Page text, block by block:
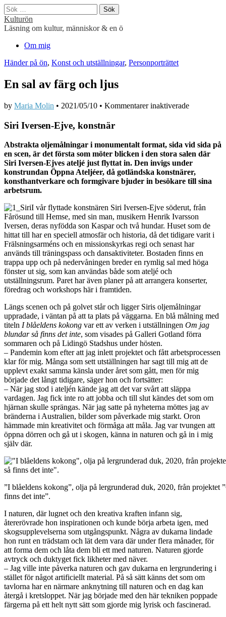
Sök
efter:
Kulturön
Läsning om kultur, människor & en ö
Main
Skip
content
Om mig
Händer på ön, Konst och utställningar, Personporträttet
En sal av färg och ljus
by Maria Molin • 2021/05/10 • Kommentarer inaktiveradeför
färg
och
ljus
Siri Iversen-Ejve, konstnär
Abstrakta oljemålningar i monumentalt format, sida vid sida på
en scen, är det första som möter blicken i den stora salen där
Siri Iversen-Ejves ateljé just flyttat in. Den invigs under
konstrundan Öppna Ateljéer, då gotländska konstnärer,
konsthantverkare och formgivare bjuder in besökare till sina
arbetsrum.
I vår flyttade konstnären Siri Iversen-Ejve söderut, från
Fårösund till Hemse, med sin man, musikern Henrik Ivarsson
Iversen, deras nyfödda son Kaspar och två hundar. Huset som de
hittat till har en speciell atmosfär och historia, då det tidigare varit i
Frälsningsarméns och en missionskyrkas regi och senast har
används till träningspass och dansaktiviteter. Bostaden finns en
trappa upp och på nedervåningen breder en rymlig sal med höga
fönster ut sig, som kan användas både som ateljé och
utställningsrum. Paret har även planer på att arrangera konserter,
föredrag och workshops här i framtiden.
Längs scenen och på golvet står och ligger Siris oljemålningar
uppradade, i väntan på att ta plats på väggarna. En blå målning med
titeln I blåeldens kokong var ett av verken i utställningen Om jag
blundar så finns det inte, som visades på Galleri Gotland förra
sommaren och på Lidingö Stadshus under hösten.
– Pandemin kom efter att jag inlett projektet och fått arbetsprocessen
klar för mig. Många som sett utställningen har sagt till mig att de
upplevt exakt samma känsla under året som gått, men för mig
började det långt tidigare, säger hon och fortsätter:
– När jag stod i ateljén kände jag att det var svårt att släppa
vardagen. Jag fick inte ro att jobba och till slut kändes det som om
hjärnan skulle sprängas. När jag satte på nyheterna möttes jag av
bränderna i Australien, bilder som påverkade mig starkt. Oron
hämmade min kreativitet och förmåga att måla. Jag var tvungen att
öppna dörren och gå ut i skogen, känna in naturen och gå in i mig
själv där.
”I blåeldens kokong”, olja på lergrunderad duk, 2020, från projektet
finns det inte”.
I naturen, där lugnet och den kreativa kraften infann sig,
återerövrade hon inspirationen och kunde börja arbeta igen, med
skogsupplevelserna som utgångspunkt. Några av dukarna lindade
hon runt en trädstam och lät dem vara där under flera månader, för
att forma dem och låta dem bli ett med naturen. Naturen gjorde
avtryck och duktyget fick likheter med näver.
– Jag ville inte påverka naturen och gav dukarna en lergrundering i
stället för något artificiellt material. På så sätt känns det som om
tavlorna har en närmare anknytning till naturen och en dag kan
återgå i kretsloppet. När jag började med den här tekniken poppade
färgerna på ett helt nytt sätt som gjorde mig lyrisk och fascinerad.